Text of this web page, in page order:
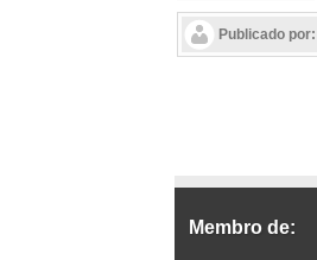
Publicado por:
Membro de: